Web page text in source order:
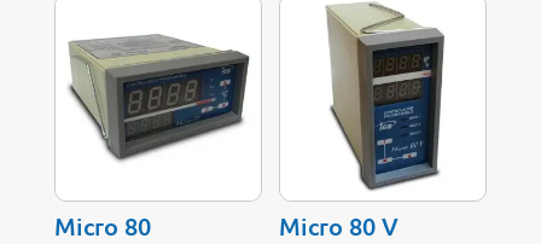
Micro 80 Micro 80 V